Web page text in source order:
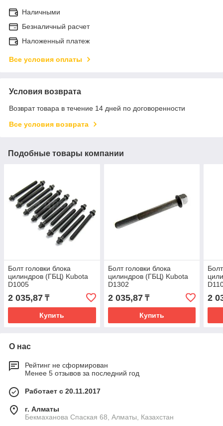
Наличными
Безналичный расчет
Наложенный платеж
Все условия оплаты
Условия возврата
Возврат товара в течение 14 дней по договоренности
Все условия возврата
Подобные товары компании
Болт головки блока
цилиндров (ГБЦ) Kubota
D1005
2 035,87 ₸
Купить
Болт головки блока
цилиндров (ГБЦ) Kubota
D1302
2 035,87₸
Купить
2
О нас
Рейтинг не сформирован
Менее 5 отзывов за последний год
Работает с 20.11.2017
г. Алматы
Бекмаханова Спаская 68, Алматы, Казахстан